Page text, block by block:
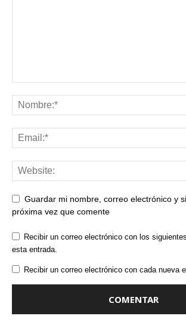
Guardar mi nombre, correo electrónico y
próxima vez que comente
Recibir un correo electrónico con los
esta entrada.
Recibir un correo electrónico con cada nueva